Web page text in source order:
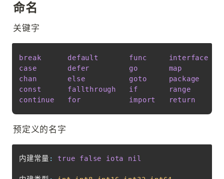
命名
关键字
break default func interface
case
defer go map
chan
else goto package
const
fallthrough if range
continue
for import return
预定义的名字
内建常量 : true false iota nil